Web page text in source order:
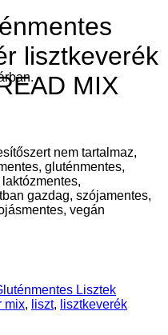
lisztkeverék
MIX
nem tartalmaz,
gluténmentes,
gazdag, szójamentes,
vegán
Lisztek
mix, liszt, lisztkeverék